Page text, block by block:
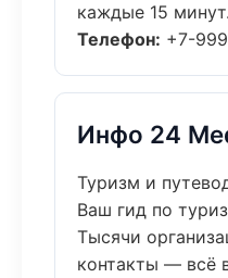
каждые 15
Телефон: +7-
Инфо 24
Туризм и
Ваш гид по
Тысячи
контакты — всё